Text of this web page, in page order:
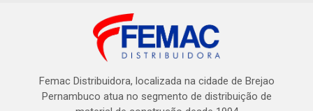
Femac Distribuidora, localizada na cidade de Brejao
Pernambuco atua no segmento de distribuição de